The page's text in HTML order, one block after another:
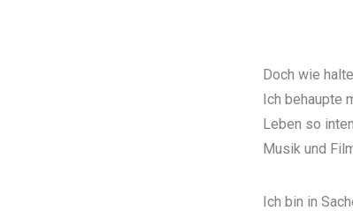
Doch wie
Ich behaupte
Leben so
Musik und
Ich bin in